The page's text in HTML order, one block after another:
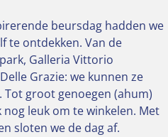
beursdag hadden we
te ontdekken. Van de
Galleria Vittorio
Grazie: we kunnen ze
groot genoegen (ahum)
leuk om te winkelen. Met
sloten we de dag af.